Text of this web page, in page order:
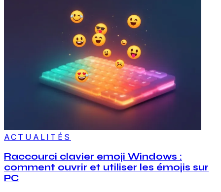
ACTUALITÉS
Raccourci clavier emoji Windows :
comment ouvrir et utiliser les émojis sur
PC